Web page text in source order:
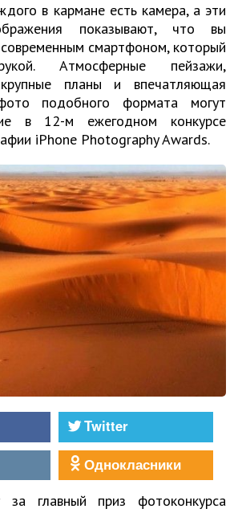
в кармане есть камера, а эти
показывают, что вы
смартфоном, который
Атмосферные пейзажи,
планы и впечатляющая
подобного формата могут
в 12-м ежегодном конкурсе
iPhone Photography Awards.
Twitter
Однокласники
главный приз фотоконкурса